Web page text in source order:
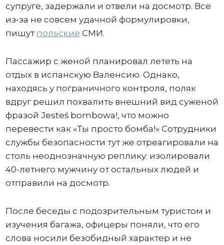
супруге, задержали и отвели на досмотр. Все
из-за не совсем удачной формулировки,
пишут польские СМИ.
Пассажир с женой планировал лететь на
отдых в испанскую Валенсию. Однако,
находясь у пограничного контроля, поляк
вдруг решил похвалить внешний вид суженой
фразой Jesteś bombowa!, что можно
перевести как «Ты просто бомба!» Сотрудники
службы безопасности тут же отреагировали на
столь неоднозначную реплику: изолировали
40-летнего мужчину от остальных людей и
отправили на досмотр.
После беседы с подозрительным туристом и
изучения багажа, офицеры поняли, что его
слова носили безобидный характер и не